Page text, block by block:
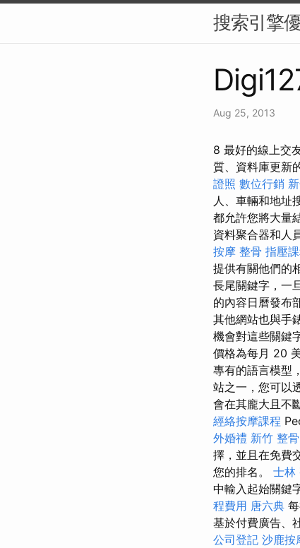
搜索引擎
Aug 25, 2013
8 最好的線上交
質、資料庫更新
證照 數位行銷
人、車輛和地址
都允許您將大量
資料聚合器和人
按摩 整骨 指壓
提供有關他們的
長尾關鍵字，一
的內容日曆發布
其他網站也與手
機會對這些關鍵
價格為每月 20
專有的語言模型
站之一，您可以
會在其龐大且不
經絡按摩課程
外婚禮 新竹 整骨
擇，並且在免費
您的排名。 士林
中輸入起始關鍵
程費用 唐六典
基於付費廣告、
公司登記 沙鹿按